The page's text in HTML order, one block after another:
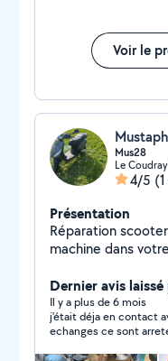
Voir le
Mus28
Le
4/5
Présentation
Réparation scooter vélo Aider à monter
machine dans votre
Dernier avis
Il y a plus de 6 mois
j'était déja en contact
echanges ce sont